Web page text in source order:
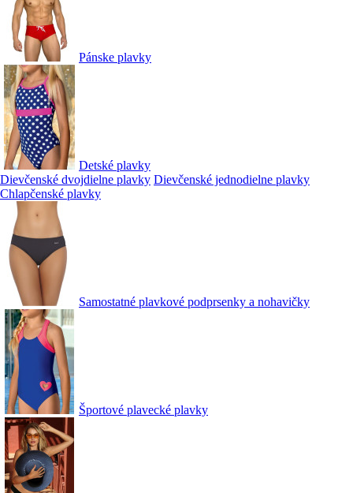
Pánske plavky
Detské plavky
Dievčenské dvojdielne plavky Dievčenské jednodielne plavky
Chlapčenské plavky
Samostatné plavkové podprsenky a nohavičky
Športové plavecké plavky